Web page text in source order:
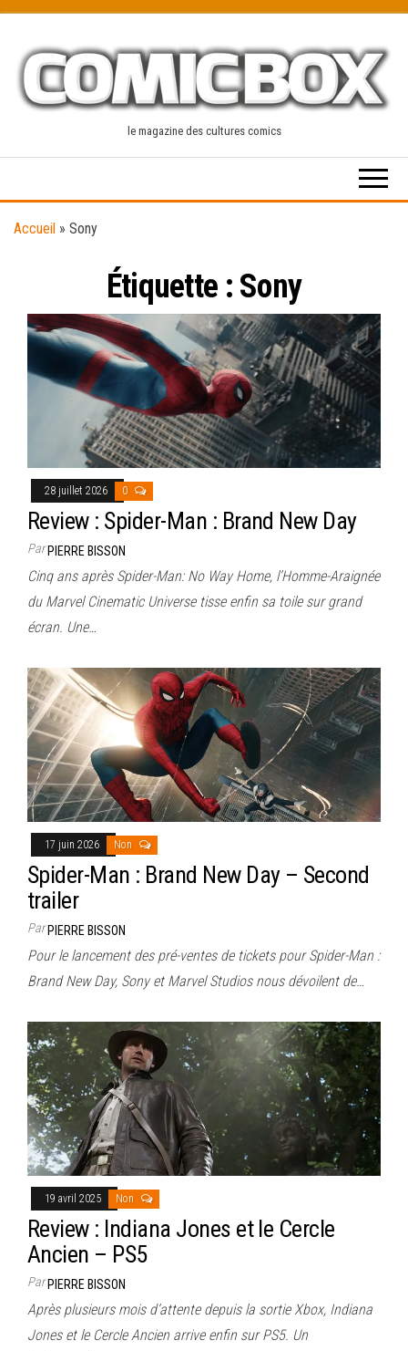
content
le magazine des cultures comics
Accueil » Sony
Étiquette : Sony
28 juillet 2026 0
Review : Spider-Man : Brand New Day
ParPIERRE BISSON
Cinq ans après Spider-Man: No Way Home, l’Homme-Araignée
du Marvel Cinematic Universe tisse enfin sa toile sur grand
écran. Une…
17 juin 2026 Non
Spider-Man : Brand New Day – Second
trailer
ParPIERRE BISSON
Pour le lancement des pré-ventes de tickets pour Spider-Man :
Brand New Day, Sony et Marvel Studios nous dévoilent de…
19 avril 2025 Non
Review : Indiana Jones et le Cercle
Ancien – PS5
ParPIERRE BISSON
Après plusieurs mois d’attente depuis la sortie Xbox, Indiana
Jones et le Cercle Ancien arrive enfin sur PS5. Un